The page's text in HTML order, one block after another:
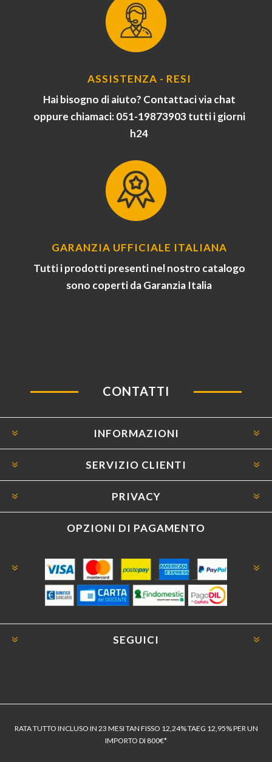
ASSISTENZA - RESI
Hai bisogno di aiuto? Contattaci via chat
oppure chiamaci: 051-19873903 tutti i giorni
h24
GARANZIA UFFICIALE ITALIANA
Tutti i prodotti presenti nel nostro catalogo
sono coperti da Garanzia Italia
CONTATTI
INFORMAZIONI
SERVIZIO CLIENTI
PRIVACY
OPZIONI DI PAGAMENTO
SEGUICI
RATA TUTTO INCLUSO IN 23 MESI TAN FISSO 12,24% TAEG 12,95% PER UN
IMPORTO DI 800€*